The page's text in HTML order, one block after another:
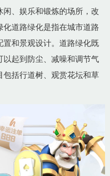
、娱乐和锻炼的场所，改
道路绿化是指在城市道路
和景观设计。道路绿化既
起到防尘、减噪和调节气
括行道树、观赏花坛和草